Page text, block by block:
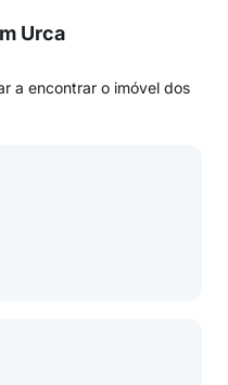
Urca
a encontrar o imóvel dos